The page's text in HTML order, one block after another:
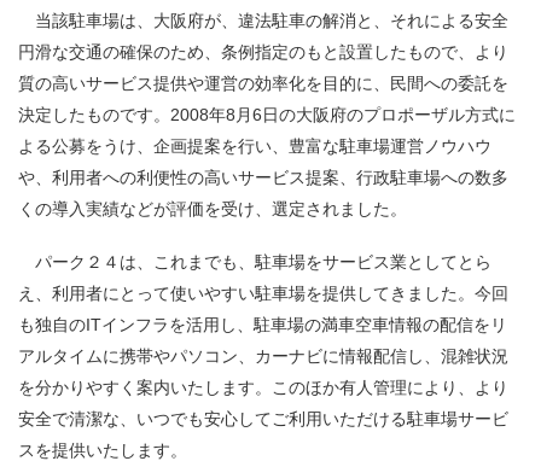
当該駐車場は、大阪府が、違法駐車の解消と、それによる安全
円滑な交通の確保のため、条例指定のもと設置したもので、より
質の高いサービス提供や運営の効率化を目的に、民間への委託を
決定したものです。2008年8月6日の大阪府のプロポーザル方式に
よる公募をうけ、企画提案を行い、豊富な駐車場運営ノウハウ
や、利用者への利便性の高いサービス提案、行政駐車場への数多
くの導入実績などが評価を受け、選定されました。
パーク２４は、これまでも、駐車場をサービス業としてとら
え、利用者にとって使いやすい駐車場を提供してきました。今回
も独自のITインフラを活用し、駐車場の満車空車情報の配信をリ
アルタイムに携帯やパソコン、カーナビに情報配信し、混雑状況
を分かりやすく案内いたします。このほか有人管理により、より
安全で清潔な、いつでも安心してご利用いただける駐車場サービ
スを提供いたします。